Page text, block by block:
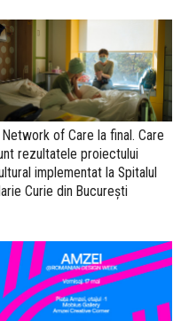
of Care la final. Care
rezultatele proiectului
implementat la Spitalul
Curie din București